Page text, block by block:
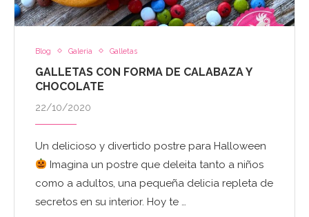
Blog Galeria Galletas
GALLETAS CON FORMA DE CALABAZA Y
CHOCOLATE
22/10/2020
Un delicioso y divertido postre para Halloween
Imagina un postre que deleita tanto a niños
como a adultos, una pequeña delicia repleta de
secretos en su interior. Hoy te …